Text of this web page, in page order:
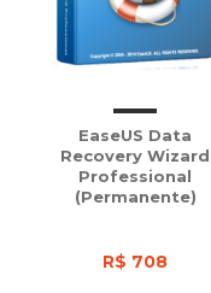
EaseUS Data
Recovery Wizard
Professional
(Permanente)
R$ 708